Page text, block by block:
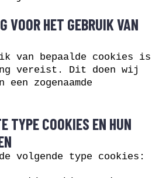
VOOR HET GEBRUIK VAN
van bepaalde cookies is
vereist. Dit doen wij
zogenaamde
TYPE COOKIES EN HUN
volgende type cookies: